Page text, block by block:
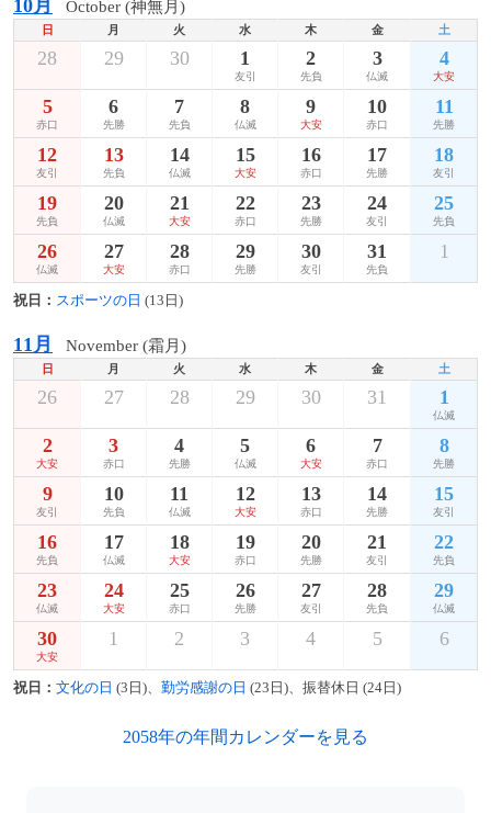
10月 October (神無月)
日 月 火 水 木 金 土
28 29 30 1
友引
2
先負
3
仏滅
4
大安
5
赤口
6
先勝
7
先負
8
仏滅
9
大安
10
赤口
11
先勝
12
友引
13
先負
14
仏滅
15
大安
16
赤口
17
先勝
18
友引
19
先負
20
仏滅
21
大安
22
赤口
23
先勝
24
友引
25
先負
26
仏滅
27
大安
28
赤口
29
先勝
30
友引
31
先負
1
祝日： スポーツの日 (13日)
11月 November (霜月)
日 月 火 水 木 金 土
26 27 28 29 30 31 1
仏滅
2
大安
3
赤口
4
先勝
5
仏滅
6
大安
7
赤口
8
先勝
9
友引
10
先負
11
仏滅
12
大安
13
赤口
14
先勝
15
友引
16
先負
17
仏滅
18
大安
19
赤口
20
先勝
21
友引
22
先負
23
仏滅
24
大安
25
赤口
26
先勝
27
友引
28
先負
29
仏滅
30
大安
1 2 3 4 5 6
祝日： 文化の日 (3日)、 勤労感謝の日 (23日)、振替休日 (24日)
2058年の年間カレンダーを見る